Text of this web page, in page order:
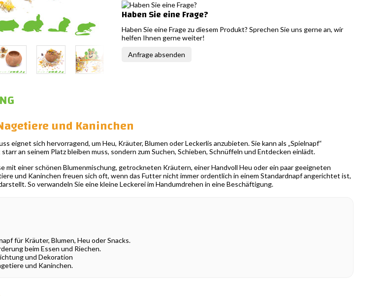
Haben Sie eine Frage?
Haben Sie eine Frage zu diesem Produkt? Sprechen Sie uns gerne an, wir
helfen Ihnen gerne weiter!
Anfrage absenden
und Kaninchen
eignet sich hervorragend, um Heu, Kräuter, Blumen oder Leckerlis anzubieten. Sie kann als „Spielnapf“
an seinem Platz bleiben muss, sondern zum Suchen, Schieben, Schnüffeln und Entdecken einlädt.
mit einer schönen Blumenmischung, getrockneten Kräutern, einer Handvoll Heu oder ein paar geeigneten
und Kaninchen freuen sich oft, wenn das Futter nicht immer ordentlich in einem Standardnapf angerichtet ist,
So verwandeln Sie eine kleine Leckerei im Handumdrehen in eine Beschäftigung.
für Kräuter, Blumen, Heu oder Snacks.
beim Essen und Riechen.
und Dekoration
und Kaninchen.